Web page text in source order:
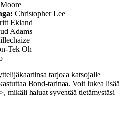
Christopher Lee
Ekland
Adams
Tek Oh
tarjoaa katsojalle
Bond-tarinaa. Voit lukea lisää
mikäli haluat syventää tietämystäsi